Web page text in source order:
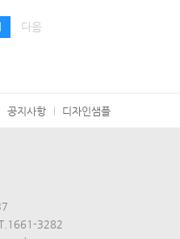
다음
공지사항 디자인샘플
3282